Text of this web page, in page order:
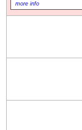
more info